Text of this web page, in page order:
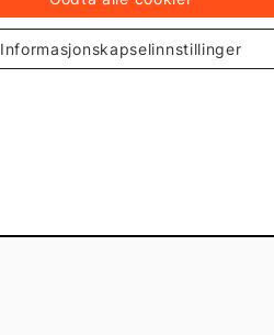
Informasjonskapselinnstillinger